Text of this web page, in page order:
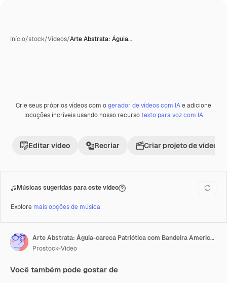
Início/stock/Vídeos/Arte Abstrata: Águia…
PremiumGerada com IA
Crie seus próprios vídeos com ogerador de vídeos com IAe adicione
locuções incríveis usando nosso recursotexto para voz com IA
Editar vídeo Recriar Criar projeto de vídeo
Músicas sugeridas para este vídeo
Explore mais opções de música
Arte Abstrata: Águia-careca Patriótica com Bandeira Americana
Prostock-Video
Você também pode gostar de